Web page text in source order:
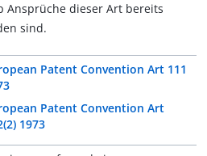
Ansprüche dieser Art bereits
sind.
Patent Convention Art 111
Patent Convention Art
1973